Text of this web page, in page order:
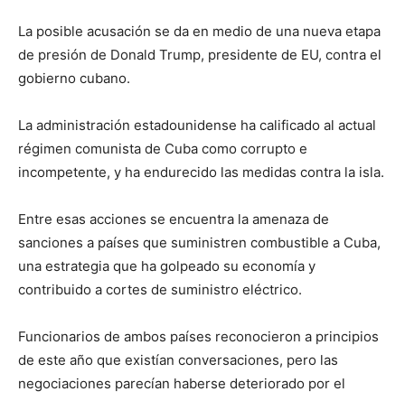
La posible acusación se da en medio de una nueva etapa
de presión de Donald Trump, presidente de EU, contra el
gobierno cubano.
La administración estadounidense ha calificado al actual
régimen comunista de Cuba como corrupto e
incompetente, y ha endurecido las medidas contra la isla.
Entre esas acciones se encuentra la amenaza de
sanciones a países que suministren combustible a Cuba,
una estrategia que ha golpeado su economía y
contribuido a cortes de suministro eléctrico.
Funcionarios de ambos países reconocieron a principios
de este año que existían conversaciones, pero las
negociaciones parecían haberse deteriorado por el